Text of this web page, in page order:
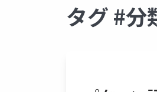
タグ #分